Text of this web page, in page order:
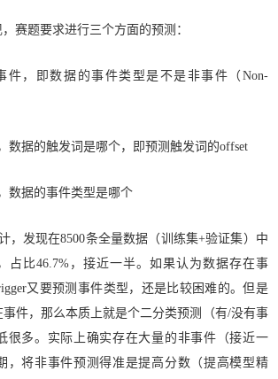
赛题要求进行三个方面的预测：
件，即数据的事件类型是不是非事件（Non-
数据的触发词是哪个，即预测触发词的offset
数据的事件类型是哪个
，发现在8500条全量数据（训练集+验证集）中
占比46.7%，接近一半。如果认为数据存在事
又要预测事件类型，还是比较困难的。但是
件，那么本质上就是个二分类预测（有/没有事
很多。实际上确实存在大量的非事件（接近一
，将非事件预测得准是提高分数（提高模型精